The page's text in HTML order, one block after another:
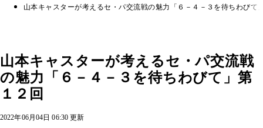
山本キャスターが考えるセ・パ交流戦の魅力「６－４－３を待ちわびて
山本キャスターが考えるセ・パ交流戦
の魅力「６－４－３を待ちわびて」第
１２回
2022年06月04日 06:30 更新